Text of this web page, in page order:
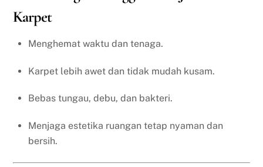
Karpet
Menghemat waktu dan tenaga.
Karpet lebih awet dan tidak mudah kusam.
Bebas tungau, debu, dan bakteri.
Menjaga estetika ruangan tetap nyaman dan
bersih.